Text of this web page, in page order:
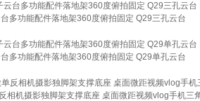
多功能配件落地架360度俯拍固定 Q29三孔云台
多功能配件落地架360度俯拍固定 Q29单孔云台
相机摄影独脚架支撑底座 桌面微距视频vlog手机三